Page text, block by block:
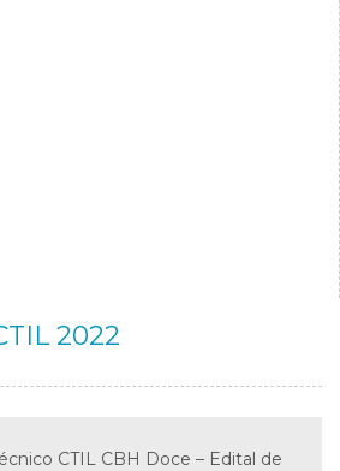
2022
CTIL CBH Doce – Edital de